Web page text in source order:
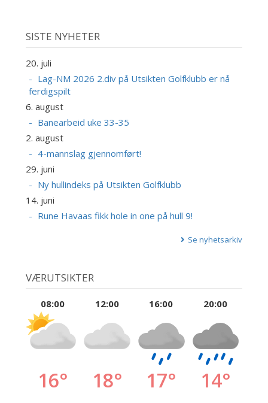
SISTE NYHETER
20. juli
Lag-NM 2026 2.div på Utsikten Golfklubb er nå
ferdigspilt
6. august
Banearbeid uke 33-35
2. august
4-mannslag gjennomført!
29. juni
Ny hullindeks på Utsikten Golfklubb
14. juni
Rune Havaas fikk hole in one på hull 9!
Se nyhetsarkiv
VÆRUTSIKTER
08:00
16°
12:00
18°
16:00
17°
20:00
14°